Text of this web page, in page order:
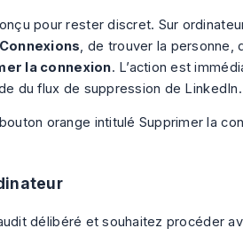
pour rester discret. Sur
, de trouver la personne,
la connexion. L’action est
du flux de suppression de LinkedIn.
délibéré et souhaitez procéder